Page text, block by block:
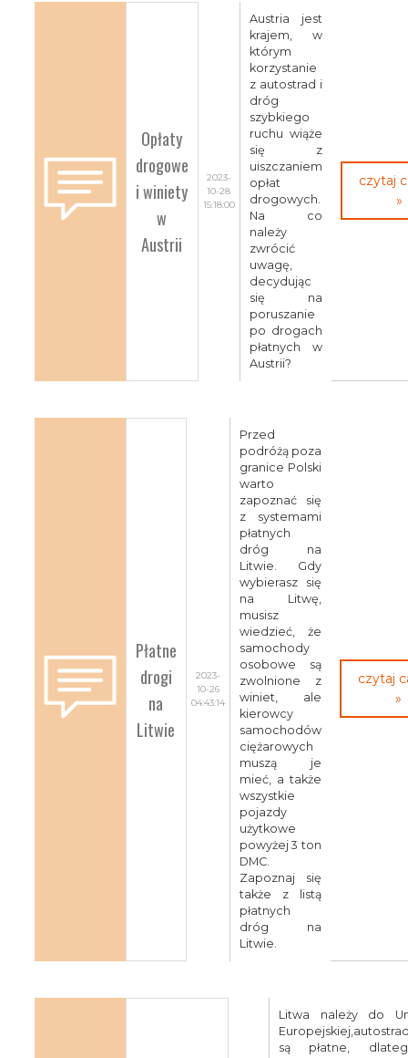
Opłaty
drogowe
i winiety
w
Austrii
2023-
10-28
15:18:00
Austria jest
krajem, w
którym
korzystanie
z autostrad i
dróg
szybkiego
ruchu wiąże
się z
uiszczaniem
opłat
drogowych.
Na co
należy
zwrócić
uwagę,
decydując
się na
poruszanie
po drogach
płatnych w
Austrii?
czytaj
»
Płatne
drogi
na
Litwie
2023-
10-26
04:43:14
Przed
podróżą poza
granice Polski
warto
zapoznać się
z systemami
płatnych
dróg na
Litwie. Gdy
wybierasz się
na Litwę,
musisz
wiedzieć, że
samochody
osobowe są
zwolnione z
winiet, ale
kierowcy
samochodów
ciężarowych
muszą je
mieć, a także
wszystkie
pojazdy
użytkowe
powyżej 3 ton
DMC.
Zapoznaj się
także z listą
płatnych
dróg na
Litwie.
czytaj
»
Litwa należy do
są płatne,